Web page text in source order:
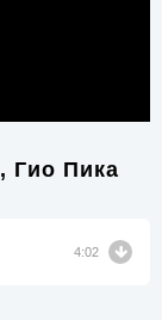
, Гио Пика
4:02